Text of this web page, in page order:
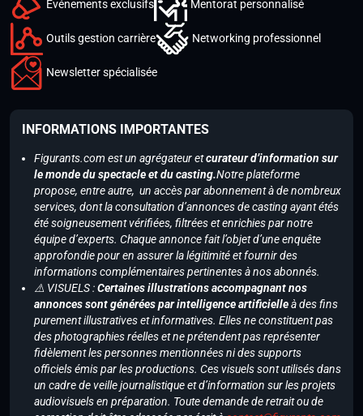
Événements exclusifs Mentorat personnalisé
Outils gestion carrière Networking professionnel
Newsletter spécialisée
INFORMATIONS IMPORTANTES
Figurants.com est un agrégateur etcurateur d’information sur
le monde du spectacle et du casting.Notre plateforme
propose, entre autre, un accès par abonnement à de nombreux
services, dont la consultation d’annonces de casting ayant étés
été soigneusement vérifiées, filtrées et enrichies par notre
équipe d’experts. Chaque annonce fait l’objet d’une enquête
approfondie pour en assurer la légitimité et fournir des
informations complémentaires pertinentes à nos abonnés.
⚠️ VISUELS :Certaines illustrations accompagnant nos
annonces sont générées par intelligence artificielleà des fins
purement illustratives et informatives. Elles ne constituent pas
des photographies réelles et ne prétendent pas représenter
fidèlement les personnes mentionnées ni des supports
officiels émis par les productions. Ces visuels sont utilisés dans
un cadre de veille journalistique et d’information sur les projets
audiovisuels en préparation. Toute demande de retrait ou de